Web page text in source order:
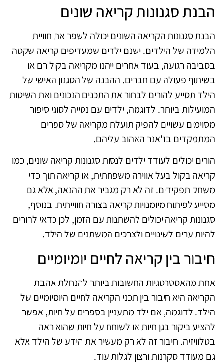
הבנת סגנונות קריאה שונים
הבנת סגנונות הקריאה השונים יכולה לשפר את חוויית
הלמידה של הילדים. ישנם ילדים שמעדיפים קריאה שקטה
בסביבה רגועה, בעוד אחרים ייהנו מקריאה בקול רם או
בשיתוף פעולה עם חברים. ההבנה של הסגנון האישי של
הילד תסייע להורים לבחור את התכנים הנכונים ואת השיטות
המועילות ביותר. לדוגמה, ילדים עם נטייה לסוגי סיפור
מסוימים עשויים להפיק תועלת מקריאה של ספרים
המתמקדים בז'אנר האהוב עליהם.
הורים יכולים לעודד ילדים לנסות סגנונות קריאה שונים, כמו
קריאה בקול בעל אווירה משפחתית, או קריאה תוך כדי
משחק תפקידים. זה לא רק מגביר את ההנאה, אלא גם
מסייע לפיתוח מיומנויות קריאה בצורה חווייתית. בנוסף,
סגנונות קריאה יכולים להשתנות עם הזמן, לכן כדאי להורים
להיות ערים לשינויים ולצרכים המשתנים של הילד.
חיבור בין קריאה לחיים יומיומיים
אחת מהאסטרטגיות החשובות ביותר להנחלת אהבת
הקריאה היא חיבור בין תכני הקריאה לחיים היומיומיים של
הילד. לדוגמה, אם ילד מתעניין בספרים על חיות, אפשר
להציע ביקור בגן חיות או לשוחח על חיות שהוא ראה
בטלוויזיה. חיבור זה לא רק מעשיר את הידע של הילד אלא
גם מעודד סקרנות ורצון לגלות עוד.